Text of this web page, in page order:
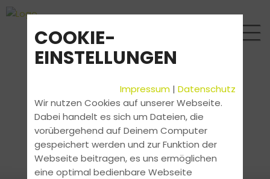
COOKIE-
EINSTELLUNGEN
Impressum |Datenschutz
Wir nutzen Cookies auf unserer Webseite.
Dabei handelt es sich um Dateien, die
vorübergehend auf Deinem Computer
gespeichert werden und zur Funktion der
Webseite beitragen, es uns ermöglichen
eine optimal bedienbare Webseite